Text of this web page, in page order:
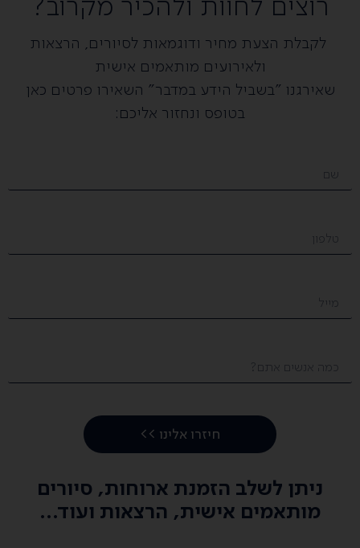
לקבלת הצעת מחיר ודוגמאות לסיורים, הרצאות
ולאירועים מותאמים אישית
שאירגנו ״בשביל הידע במדבר״ השאירו פרטים כאן
בטופס ונחזור אליכם:
חיזרו אלינו >>
ניתן לשלב הזמנת ארוחות, סיורים
מותאמים אישית, הרצאות ועוד...